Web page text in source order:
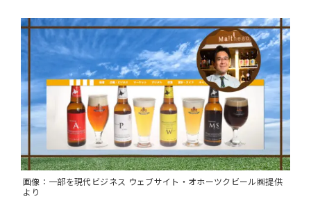
画像：一部を現代ビジネス ウェブサイト・オホーツクビール㈱提供
より